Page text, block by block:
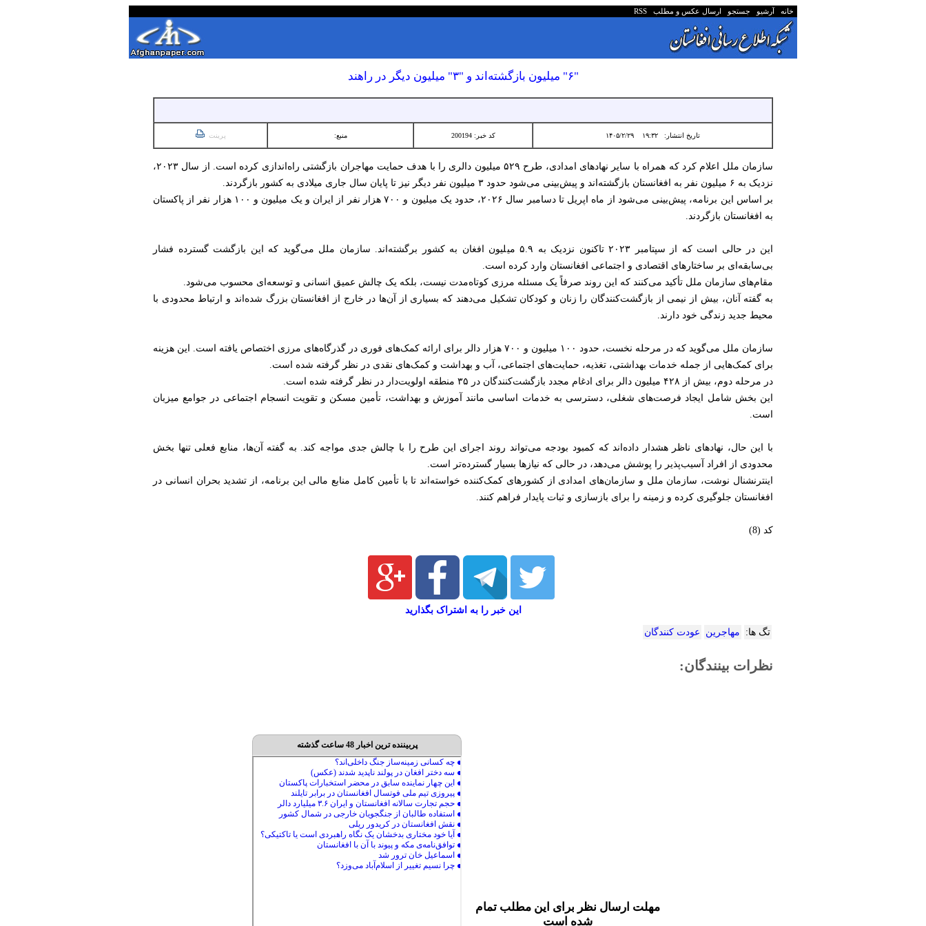
خانه آرشیو جستجو ارسال عکس و مطلب RSS
"۶" میلیون بازگشته‌اند و "۳" میلیون دیگر در راهند
تاریخ انتشار:۱۹:۳۲ ۱۴۰۵/۲/۲۹ کد خبر: 200194 منبع: پرینت
سازمان ملل اعلام کرد که همراه با سایر نهادهای امدادی، طرح ۵۲۹ میلیون دالری را با هدف حمایت مهاجران بازگشتی راه‌اندازی کرده است. از سال ۲۰۲۳،
نزدیک به ۶ میلیون نفر به افغانستان بازگشته‌اند و پیش‌بینی می‌شود حدود ۳ میلیون نفر دیگر نیز تا پایان سال جاری میلادی به کشور بازگردند.
بر اساس این برنامه، پیش‌بینی می‌شود از ماه اپریل تا دسامبر سال ۲۰۲۶، حدود یک میلیون و ۷۰۰ هزار نفر از ایران و یک میلیون و ۱۰۰ هزار نفر از پاکستان
به افغانستان بازگردند.
این در حالی است که از سپتامبر ۲۰۲۳ تاکنون نزدیک به ۵.۹ میلیون افغان به کشور برگشته‌اند. سازمان ملل می‌گوید که این بازگشت گسترده فشار
بی‌سابقه‌ای بر ساختارهای اقتصادی و اجتماعی افغانستان وارد کرده است.
مقام‌های سازمان ملل تأکید می‌کنند که این روند صرفاً یک مسئله مرزی کوتاه‌مدت نیست، بلکه یک چالش عمیق انسانی و توسعه‌ای محسوب می‌شود.
به گفته آنان، بیش از نیمی از بازگشت‌کنندگان را زنان و کودکان تشکیل می‌دهند که بسیاری از آن‌ها در خارج از افغانستان بزرگ شده‌اند و ارتباط محدودی با
محیط جدید زندگی خود دارند.
سازمان ملل می‌گوید که در مرحله نخست، حدود ۱۰۰ میلیون و ۷۰۰ هزار دالر برای ارائه کمک‌های فوری در گذرگاه‌های مرزی اختصاص یافته است. این هزینه
برای کمک‌هایی از جمله خدمات بهداشتی، تغذیه، حمایت‌های اجتماعی، آب و بهداشت و کمک‌های نقدی در نظر گرفته شده است.
در مرحله دوم، بیش از ۴۲۸ میلیون دالر برای ادغام مجدد بازگشت‌کنندگان در ۳۵ منطقه اولویت‌دار در نظر گرفته شده است.
این بخش شامل ایجاد فرصت‌های شغلی، دسترسی به خدمات اساسی مانند آموزش و بهداشت، تأمین مسکن و تقویت انسجام اجتماعی در جوامع میزبان
است.
با این حال، نهادهای ناظر هشدار داده‌اند که کمبود بودجه می‌تواند روند اجرای این طرح را با چالش جدی مواجه کند. به گفته آن‌ها، منابع فعلی تنها بخش
محدودی از افراد آسیب‌پذیر را پوشش می‌دهد، در حالی که نیازها بسیار گسترده‌تر است.
اینترنشنال نوشت، سازمان ملل و سازمان‌های امدادی از کشورهای کمک‌کننده خواسته‌اند تا با تأمین کامل منابع مالی این برنامه، از تشدید بحران انسانی در
افغانستان جلوگیری کرده و زمینه را برای بازسازی و ثبات پایدار فراهم کنند.
کد (8)
این خبر را به اشتراک بگذارید
تگ ها: مهاجرین عودت کنندگان
نظرات بینندگان:
مهلت ارسال نظر برای این مطلب تمام
شده است
پربیننده ترین اخبار 48 ساعت گذشته